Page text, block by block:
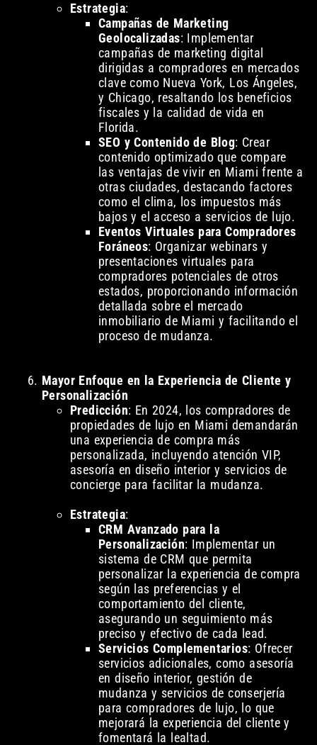
Estrategia:
Campañas de Marketing
Geolocalizadas: Implementar
campañas de marketing digital
dirigidas a compradores en mercados
clave como Nueva York, Los Ángeles,
y Chicago, resaltando los beneficios
fiscales y la calidad de vida en
Florida.
SEO y Contenido de Blog: Crear
contenido optimizado que compare
las ventajas de vivir en Miami frente a
otras ciudades, destacando factores
como el clima, los impuestos más
bajos y el acceso a servicios de lujo.
Eventos Virtuales para Compradores
Foráneos: Organizar webinars y
presentaciones virtuales para
compradores potenciales de otros
estados, proporcionando información
detallada sobre el mercado
inmobiliario de Miami y facilitando el
proceso de mudanza.
Mayor Enfoque en la Experiencia de Cliente y
Personalización
Predicción: En 2024, los compradores de
propiedades de lujo en Miami demandarán
una experiencia de compra más
personalizada, incluyendo atención VIP,
asesoría en diseño interior y servicios de
concierge para facilitar la mudanza.
Estrategia:
CRM Avanzado para la
Personalización: Implementar un
sistema de CRM que permita
personalizar la experiencia de compra
según las preferencias y el
comportamiento del cliente,
asegurando un seguimiento más
preciso y efectivo de cada lead.
Servicios Complementarios: Ofrecer
servicios adicionales, como asesoría
en diseño interior, gestión de
mudanza y servicios de conserjería
para compradores de lujo, lo que
mejorará la experiencia del cliente y
fomentará la lealtad.